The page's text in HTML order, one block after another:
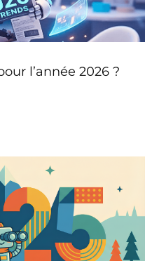
l’année 2026 ?